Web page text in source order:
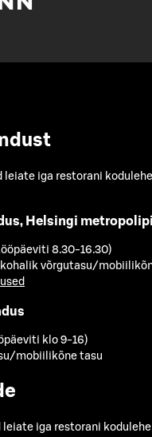
leiate iga restorani
Helsingi
8.30-16.30)
võrgutasu/
klo 9-16)
mobiilikõne tasu
leiate iga restorani